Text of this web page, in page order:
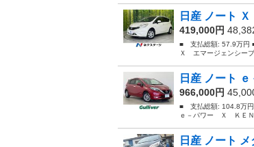
日産 ノート
419,000円
■ 支払総額: 57.9万
Ｘ エマージェンシー
日産 ノート
966,000円
■ 支払総額: 104.8万
ｅ－パワー Ｘ ＫＥ
日産 ノート